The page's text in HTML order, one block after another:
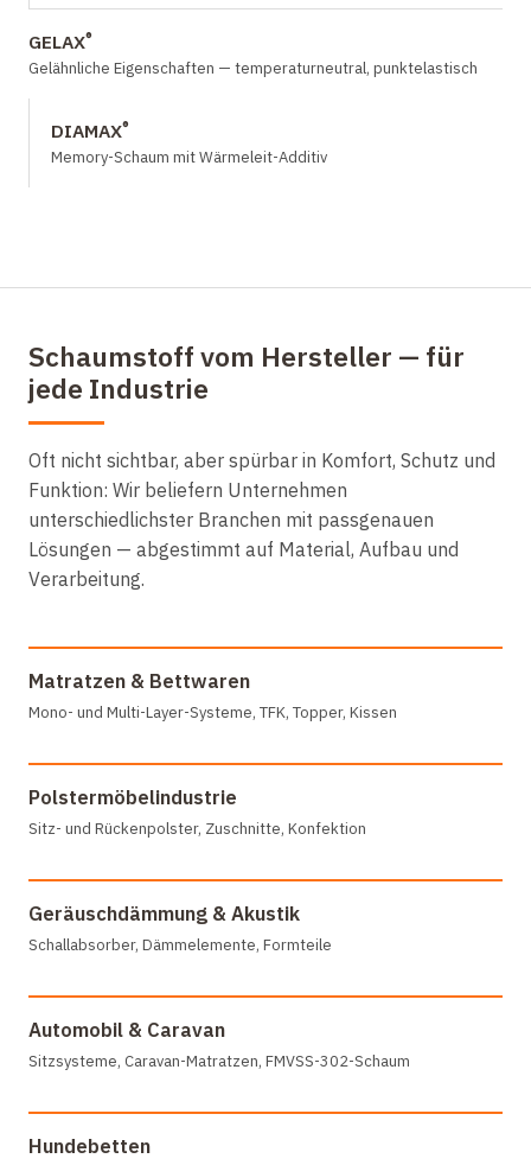
GELAX®
Gelähnliche Eigenschaften — temperaturneutral, punktelastisch
DIAMAX®
Memory-Schaum mit Wärmeleit-Additiv
Schaumstoff vom Hersteller — für
jede Industrie
Oft nicht sichtbar, aber spürbar in Komfort, Schutz und
Funktion: Wir beliefern Unternehmen
unterschiedlichster Branchen mit passgenauen
Lösungen — abgestimmt auf Material, Aufbau und
Verarbeitung.
Matratzen & Bettwaren
Mono- und Multi-Layer-Systeme, TFK, Topper, Kissen
Polstermöbelindustrie
Sitz- und Rückenpolster, Zuschnitte, Konfektion
Geräuschdämmung & Akustik
Schallabsorber, Dämmelemente, Formteile
Automobil & Caravan
Sitzsysteme, Caravan-Matratzen, FMVSS-302-Schaum
Hundebetten